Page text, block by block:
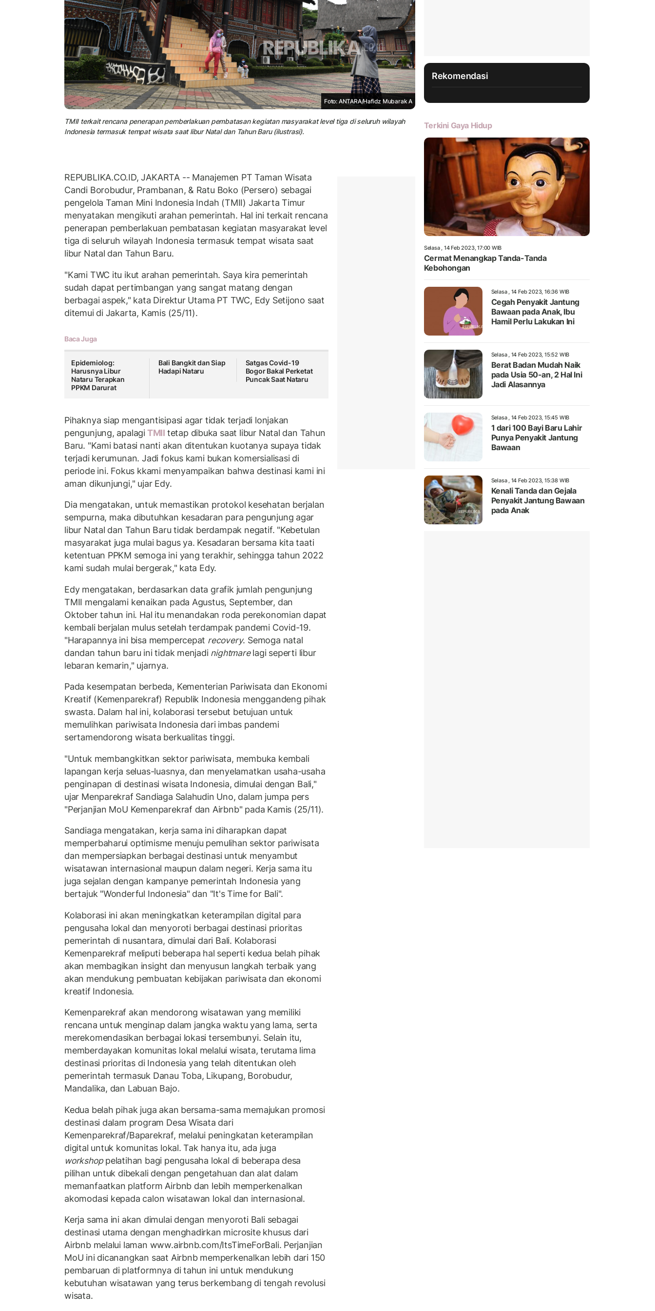
Foto: ANTARA/Hafidz Mubarak A
TMII terkait rencana penerapan pemberlakuan pembatasan kegiatan masyarakat level tiga di seluruh wilayah
Indonesia termasuk tempat wisata saat libur Natal dan Tahun Baru (ilustrasi).
REPUBLIKA.CO.ID, JAKARTA -- Manajemen PT Taman Wisata
Candi Borobudur, Prambanan, & Ratu Boko (Persero) sebagai
pengelola Taman Mini Indonesia Indah (TMII) Jakarta Timur
menyatakan mengikuti arahan pemerintah. Hal ini terkait rencana
penerapan pemberlakuan pembatasan kegiatan masyarakat level
tiga di seluruh wilayah Indonesia termasuk tempat wisata saat
libur Natal dan Tahun Baru.
"Kami TWC itu ikut arahan pemerintah. Saya kira pemerintah
sudah dapat pertimbangan yang sangat matang dengan
berbagai aspek," kata Direktur Utama PT TWC, Edy Setijono saat
ditemui di Jakarta, Kamis (25/11).
Baca Juga
Epidemiolog:
Harusnya Libur
Nataru Terapkan
PPKM Darurat
Bali Bangkit dan Siap
Hadapi Nataru
Satgas Covid-19
Bogor Bakal Perketat
Puncak Saat Nataru
Pihaknya siap mengantisipasi agar tidak terjadi lonjakan
pengunjung, apalagiTMII tetap dibuka saat libur Natal dan Tahun
Baru. "Kami batasi nanti akan ditentukan kuotanya supaya tidak
terjadi kerumunan. Jadi fokus kami bukan komersialisasi di
periode ini. Fokus kkami menyampaikan bahwa destinasi kami ini
aman dikunjungi," ujar Edy.
Dia mengatakan, untuk memastikan protokol kesehatan berjalan
sempurna, maka dibutuhkan kesadaran para pengunjung agar
libur Natal dan Tahun Baru tidak berdampak negatif. "Kebetulan
masyarakat juga mulai bagus ya. Kesadaran bersama kita taati
ketentuan PPKM semoga ini yang terakhir, sehingga tahun 2022
kami sudah mulai bergerak," kata Edy.
Edy mengatakan, berdasarkan data grafik jumlah pengunjung
TMII mengalami kenaikan pada Agustus, September, dan
Oktober tahun ini. Hal itu menandakan roda perekonomian dapat
kembali berjalan mulus setelah terdampak pandemi Covid-19.
"Harapannya ini bisa mempercepat recovery. Semoga natal
dandan tahun baru ini tidak menjadi nightmarelagi seperti libur
lebaran kemarin," ujarnya.
Pada kesempatan berbeda, Kementerian Pariwisata dan Ekonomi
Kreatif (Kemenparekraf) Republik Indonesia menggandeng pihak
swasta. Dalam hal ini, kolaborasi tersebut betujuan untuk
memulihkan pariwisata Indonesia dari imbas pandemi
sertamendorong wisata berkualitas tinggi.
"Untuk membangkitkan sektor pariwisata, membuka kembali
lapangan kerja seluas-luasnya, dan menyelamatkan usaha-usaha
penginapan di destinasi wisata Indonesia, dimulai dengan Bali,"
ujar Menparekraf Sandiaga Salahudin Uno, dalam jumpa pers
"Perjanjian MoU Kemenparekraf dan Airbnb" pada Kamis (25/11).
Sandiaga mengatakan, kerja sama ini diharapkan dapat
memperbaharui optimisme menuju pemulihan sektor pariwisata
dan mempersiapkan berbagai destinasi untuk menyambut
wisatawan internasional maupun dalam negeri. Kerja sama itu
juga sejalan dengan kampanye pemerintah Indonesia yang
bertajuk "Wonderful Indonesia" dan "It's Time for Bali".
Kolaborasi ini akan meningkatkan keterampilan digital para
pengusaha lokal dan menyoroti berbagai destinasi prioritas
pemerintah di nusantara, dimulai dari Bali. Kolaborasi
Kemenparekraf meliputi beberapa hal seperti kedua belah pihak
akan membagikan insight dan menyusun langkah terbaik yang
akan mendukung pembuatan kebijakan pariwisata dan ekonomi
kreatif Indonesia.
Kemenparekraf akan mendorong wisatawan yang memiliki
rencana untuk menginap dalam jangka waktu yang lama, serta
merekomendasikan berbagai lokasi tersembunyi. Selain itu,
memberdayakan komunitas lokal melalui wisata, terutama lima
destinasi prioritas di Indonesia yang telah ditentukan oleh
pemerintah termasuk Danau Toba, Likupang, Borobudur,
Mandalika, dan Labuan Bajo.
Kedua belah pihak juga akan bersama-sama memajukan promosi
destinasi dalam program Desa Wisata dari
Kemenparekraf/Baparekraf, melalui peningkatan keterampilan
digital untuk komunitas lokal. Tak hanya itu, ada juga
workshoppelatihan bagi pengusaha lokal di beberapa desa
pilihan untuk dibekali dengan pengetahuan dan alat dalam
memanfaatkan platform Airbnb dan lebih memperkenalkan
akomodasi kepada calon wisatawan lokal dan internasional.
Kerja sama ini akan dimulai dengan menyoroti Bali sebagai
destinasi utama dengan menghadirkan microsite khusus dari
Airbnb melalui laman www.airbnb.com/ItsTimeForBali. Perjanjian
MoU ini dicanangkan saat Airbnb memperkenalkan lebih dari 150
pembaruan di platformnya di tahun ini untuk mendukung
kebutuhan wisatawan yang terus berkembang di tengah revolusi
wisata.
Rekomendasi
Terkini Gaya Hidup
Selasa , 14 Feb 2023, 17:00 WIB
Cermat Menangkap Tanda-Tanda
Kebohongan
Selasa , 14 Feb 2023, 16:36 WIB
Cegah Penyakit Jantung
Bawaan pada Anak, Ibu
Hamil Perlu Lakukan Ini
Selasa , 14 Feb 2023, 15:52 WIB
Berat Badan Mudah Naik
pada Usia 50-an, 2 Hal Ini
Jadi Alasannya
Selasa , 14 Feb 2023, 15:45 WIB
1 dari 100 Bayi Baru Lahir
Punya Penyakit Jantung
Bawaan
Selasa , 14 Feb 2023, 15:38 WIB
Kenali Tanda dan Gejala
Penyakit Jantung Bawaan
pada Anak